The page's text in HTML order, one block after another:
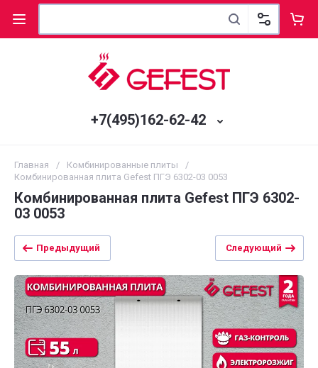
+7(495)162-62-42
Главная / Комбинированные плиты
/
Комбинированная плита Gefest ПГЭ 6302-03 0053
Комбинированная плита Gefest ПГЭ 6302-
03 0053
Предыдущий Следующий